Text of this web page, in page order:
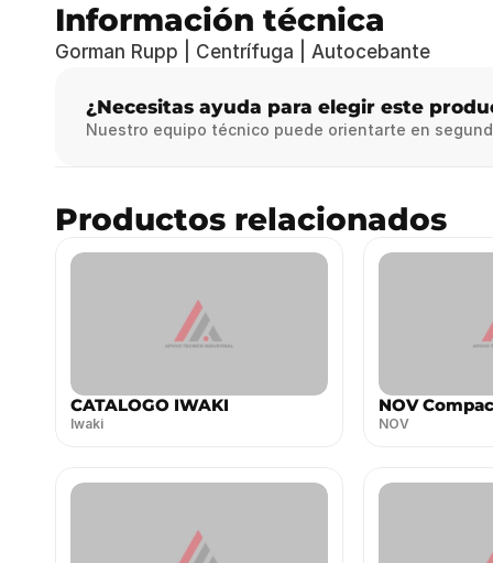
Información técnica
Gorman Rupp | Centrífuga | Autocebante
¿Necesitas ayuda para elegir este
Nuestro equipo técnico puede orientarte en
Productos relacionados
CATALOGO IWAKI
Iwaki
NOV
NOV